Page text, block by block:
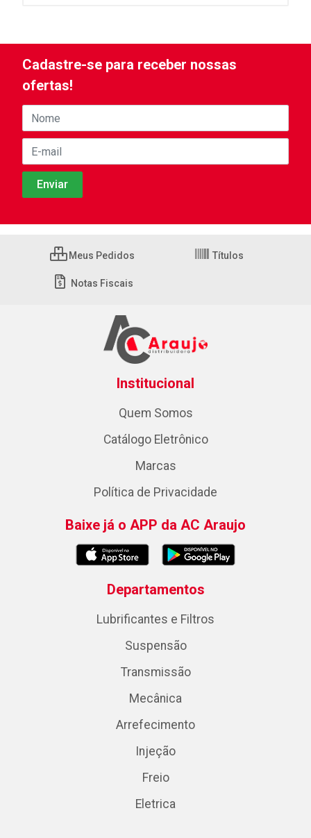
Cadastre-se para receber nossas
ofertas!
Meus Pedidos Títulos
Notas Fiscais
Institucional
Quem Somos
Catálogo Eletrônico
Marcas
Política de Privacidade
Baixe já o APP da AC Araujo
Departamentos
Lubrificantes e Filtros
Suspensão
Transmissão
Mecânica
Arrefecimento
Injeção
Freio
Eletrica